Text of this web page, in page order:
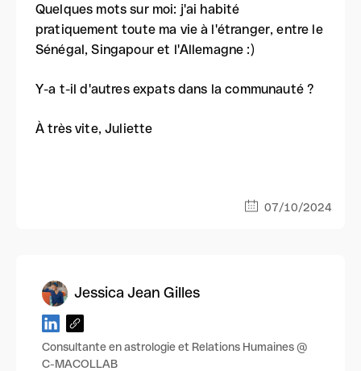
Quelques mots sur moi: j'ai habité
pratiquement toute ma vie à l'étranger, entre le
Sénégal, Singapour et l'Allemagne :)
Y-a t-il d'autres expats dans la communauté ?
À très vite, Juliette
07/10/2024
Jessica Jean Gilles
Consultante en astrologie et Relations Humaines @
C-MACOLLAB